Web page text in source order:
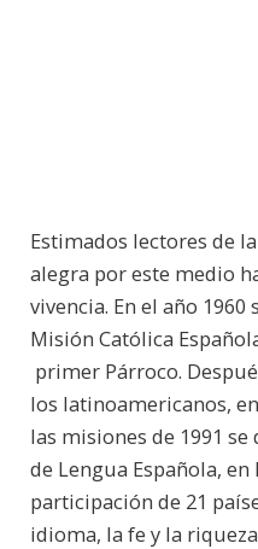
Estimados lectores de
alegra por este medio
vivencia. En el año
Misión Católica
primer Párroco.
los latinoamericanos,
las misiones de 1991
de Lengua Española,
participación de 21
idioma, la fe y la